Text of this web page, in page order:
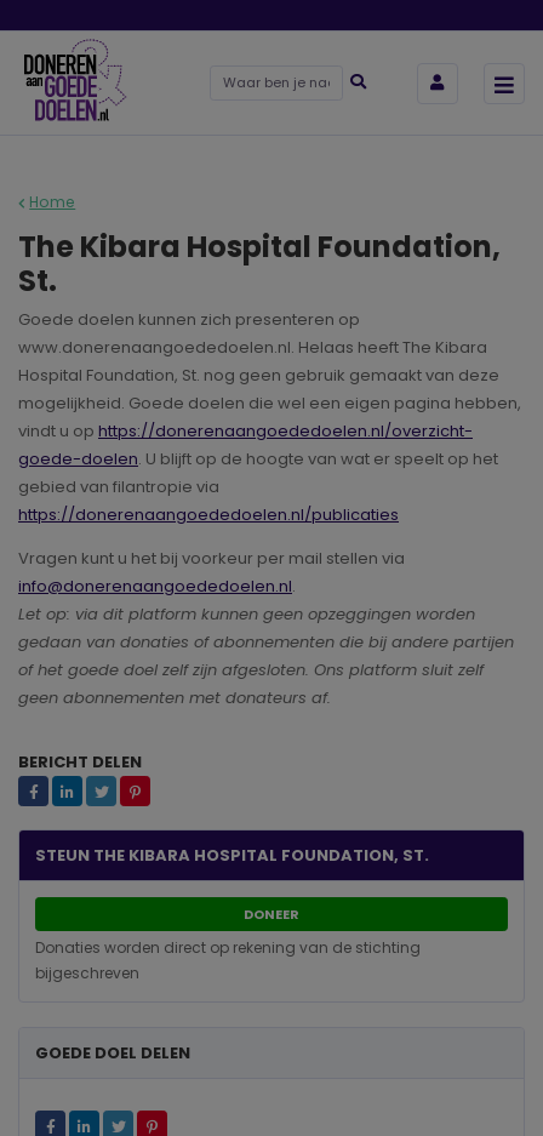
Home
The Kibara Hospital Foundation,
St.
Goede doelen kunnen zich presenteren op
www.donerenaangoededoelen.nl. Helaas heeft The Kibara
Hospital Foundation, St. nog geen gebruik gemaakt van deze
mogelijkheid. Goede doelen die wel een eigen pagina hebben,
vindt u op https://donerenaangoededoelen.nl/overzicht-
goede-doelen. U blijft op de hoogte van wat er speelt op het
gebied van filantropie via
https://donerenaangoededoelen.nl/publicaties
Vragen kunt u het bij voorkeur per mail stellen via
info@donerenaangoededoelen.nl.
Let op: via dit platform kunnen geen opzeggingen worden
gedaan van donaties of abonnementen die bij andere partijen
of het goede doel zelf zijn afgesloten. Ons platform sluit zelf
geen abonnementen met donateurs af.
BERICHT DELEN
STEUN THE KIBARA HOSPITAL FOUNDATION, ST.
DONEER
Donaties worden direct op rekening van de stichting
bijgeschreven
GOEDE DOEL DELEN